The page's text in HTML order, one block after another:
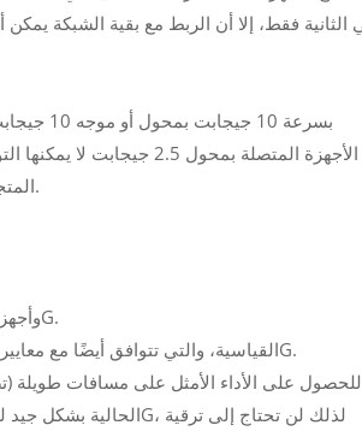
المتجهة إلى أجزاء أخرى من الشبكة عبر العمود الفقري 10 جيجابت بسبب اتصال أبطأ.
--- يمكن أن يؤثر نوع كابل الإيثرنت المستخدم على الاتصال بين محول 2.5G وأجهزة 10G.
--- يمكن تشغيل إيثرنت 2.5G على كابلات Cat5e أو Cat6 القياسية، والتي تتوافق أيضًا مع معايير السرعة الأعلى مثل 10G.